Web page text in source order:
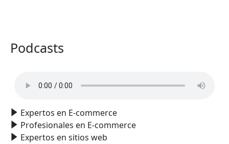
Podcasts
Expertos en E-commerce
Profesionales en E-commerce
Expertos en sitios web